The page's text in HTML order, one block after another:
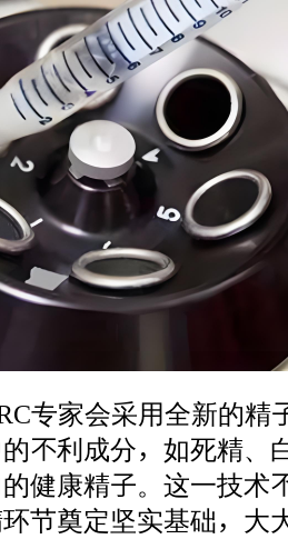
专家会采用全新的精
不利成分，如死精、
健康精子。这一技术
节奠定坚实基础，大